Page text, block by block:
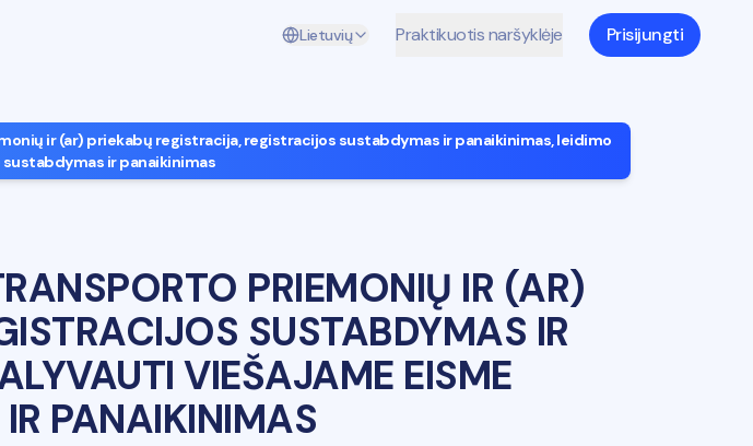
Lietuvių Praktikuotis naršyklėje Prisijungti
ir (ar) priekabų registracija, registracijos sustabdymas ir panaikinimas, leidimo
ir panaikinimas
PRIEMONIŲ IR (AR)
SUSTABDYMAS IR
VIEŠAJAME EISME
PANAIKINIMAS